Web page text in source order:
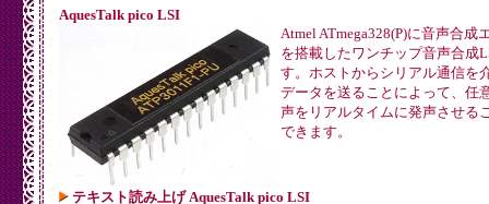
AquesTalk pico LSI
Atmel ATmega328(P)に音声合成
を搭載したワンチップ音声合成
す。ホストからシリアル通信を
データを送ることによって、任
声をリアルタイムに発声させる
できます。
テキスト読み上げ AquesTalk pico LSI